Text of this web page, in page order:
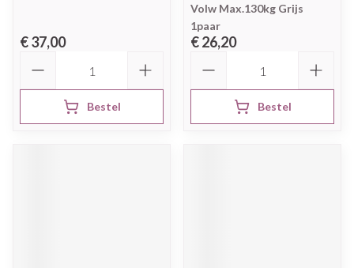
€ 37,00
Bestel
Volw Max.130kg Grijs
1paar
€ 26,20
Bestel